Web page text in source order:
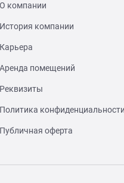
О компании
История компании
Карьера
Аренда помещений
Реквизиты
Политика конфиденциальности
Публичная оферта